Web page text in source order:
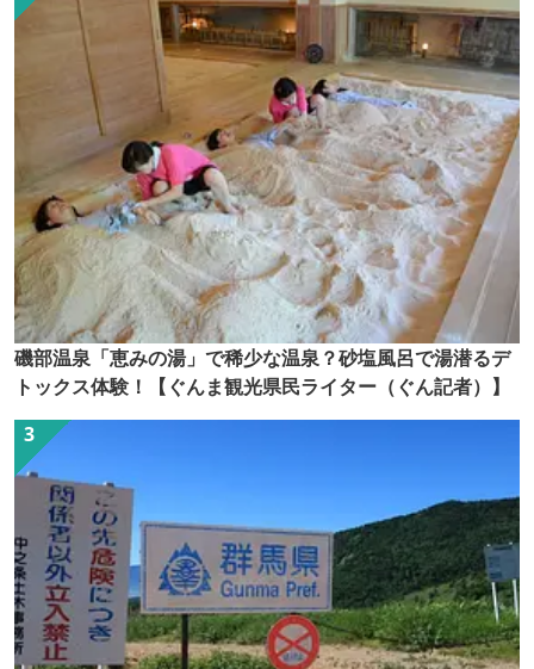
磯部温泉「恵みの湯」で稀少な温泉？砂塩風呂で湯潜るデ
トックス体験！【ぐんま観光県民ライター（ぐん記者）】